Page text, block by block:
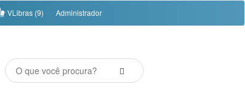
VLibras (9) Administrador